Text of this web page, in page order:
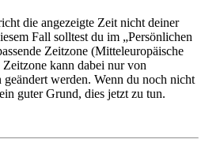
die angezeigte Zeit nicht deiner
Fall solltest du im „Persönlichen
Zeitzone (Mitteleuropäische
kann dabei nur von
geändert werden. Wenn du noch nicht
guter Grund, dies jetzt zu tun.